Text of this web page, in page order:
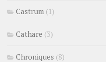
Castrum (1)
Cathare (3)
Chroniques (8)